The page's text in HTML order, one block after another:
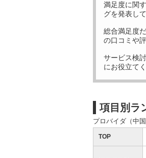
満足度に関
グを発表し
総合満足度
の口コミや
サービス検
にお役立て
項目別ラ
プロバイダ（中
TOP